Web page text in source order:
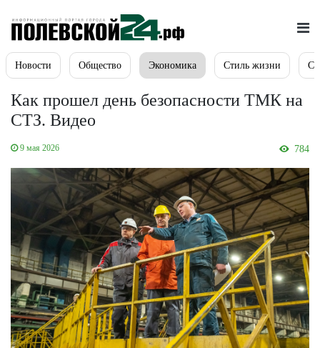
Новости Общество Экономика Стиль жизни
Как прошел день безопасности ТМК на
СТЗ. Видео
9 мая 2026 784